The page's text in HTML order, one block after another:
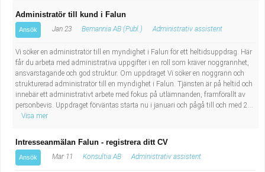
Sanering och renhållning
Socialt arbete
Säkerhetsarbete
Transport
Lastbilsförare m.fl.
Fastighetsskötare
Informatör/Kommunikatör
Sjuksköterska, grundutbildad
Administratör till kund i Falun
Ansök Jan 23 Bemannia AB (Publ.) Administrativ assistent
Vi söker en administratör till en myndighet i Falun för ett heltidsuppdrag. Här
får du arbeta med administrativa uppgifter i en roll som kräver noggrannhet,
ansvarstagande och god struktur. Om uppdraget Vi söker en noggrann och
strukturerad administratör till en myndighet i Falun. Tjänsten är på heltid och
innebär ett administrativt arbete med fokus på utlämnanden, framförallt av
personbevis. Uppdraget förväntas starta nu i januari och pågå till och med 2...
Visa mer
Intresseanmälan Falun - registrera ditt CV
Ansök Mar 11 Konsultia AB Administrativ assistent